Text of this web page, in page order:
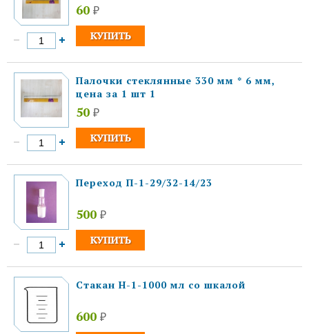
60 ₽
Палочки стеклянные 330 мм * 6 мм,
цена за 1 шт 1
50 ₽
Переход П-1-29/32-14/23
500 ₽
Стакан Н-1-1000 мл со шкалой
600 ₽